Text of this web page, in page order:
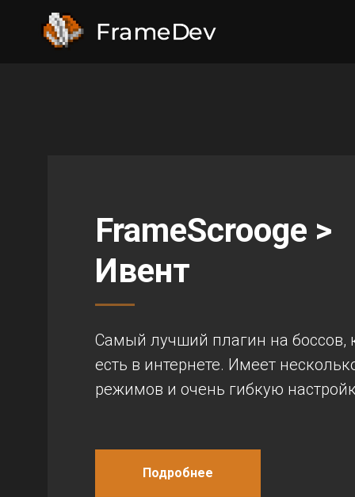
FrameScrooge >
Ивент
Самый лучший плагин на боссов,
есть в интернете. Имеет
режимов и очень гибкую
Подробнее